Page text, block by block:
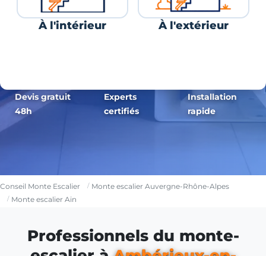
À l'intérieur À l'extérieur
Devis gratuit
48h
Experts
certifiés
Installation
rapide
Conseil Monte Escalier
Monte escalier Auvergne-Rhône-Alpes
Monte escalier Ain
Professionnels du monte-